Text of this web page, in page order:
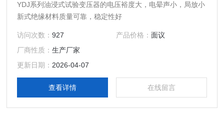
YDJ系列油浸式试验变压器的电压裕度大，电晕声小，局放小
新式绝缘材料质量可靠，稳定性好
访问次数：927 产品价格： 面议
厂商性质：生产厂家
更新日期： 2026-04-07
查看详情 在线留言